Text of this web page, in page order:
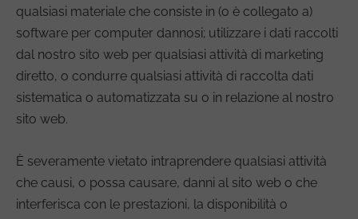
qualsiasi materiale che consiste in (o è collegato a)
software per computer dannosi; utilizzare i dati raccolti
dal nostro sito web per qualsiasi attività di marketing
diretto, o condurre qualsiasi attività di raccolta dati
sistematica o automatizzata su o in relazione al nostro
sito web.
È severamente vietato intraprendere qualsiasi attività
che causi, o possa causare, danni al sito web o che
interferisca con le prestazioni, la disponibilità o